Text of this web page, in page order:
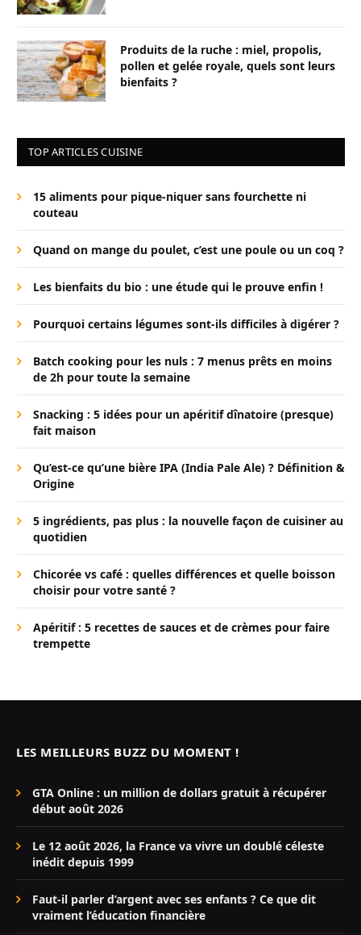
Produits de la ruche : miel, propolis,
pollen et gelée royale, quels sont leurs
bienfaits ?
TOP ARTICLES CUISINE
15 aliments pour pique-niquer sans fourchette ni
couteau
Quand on mange du poulet, c’est une poule ou un coq ?
Les bienfaits du bio : une étude qui le prouve enfin !
Pourquoi certains légumes sont-ils difficiles à digérer ?
Batch cooking pour les nuls : 7 menus prêts en moins
de 2h pour toute la semaine
Snacking : 5 idées pour un apéritif dînatoire (presque)
fait maison
Qu’est-ce qu’une bière IPA (India Pale Ale) ? Définition &
Origine
5 ingrédients, pas plus : la nouvelle façon de cuisiner au
quotidien
Chicorée vs café : quelles différences et quelle boisson
choisir pour votre santé ?
Apéritif : 5 recettes de sauces et de crèmes pour faire
trempette
LES MEILLEURS BUZZ DU MOMENT !
GTA Online : un million de dollars gratuit à récupérer
début août 2026
Le 12 août 2026, la France va vivre un doublé céleste
inédit depuis 1999
Faut-il parler d’argent avec ses enfants ? Ce que dit
vraiment l’éducation financière